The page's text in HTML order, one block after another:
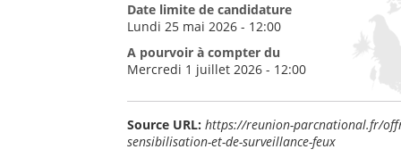
Date limite de candidature
Lundi 25 mai 2026 - 12:00
A pourvoir à compter du
Mercredi 1 juillet 2026 - 12:00
Source URL: https://reunion-parcnational.fr/
sensibilisation-et-de-surveillance-feux